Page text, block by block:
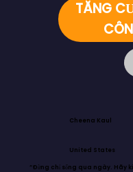
TĂNG
Cheena Kaul
United States
“Đừng chỉ sống qua ngày. Hãy